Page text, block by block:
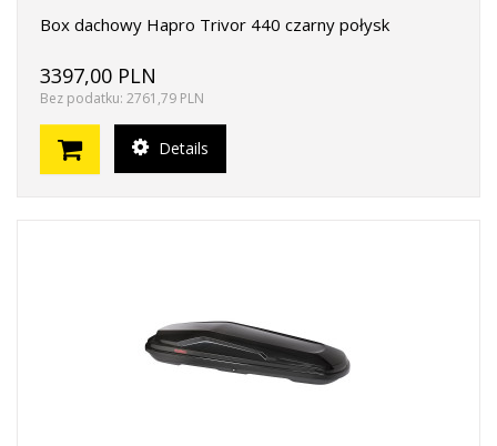
Box dachowy Hapro Trivor 440 czarny połysk
3397,00 PLN
Bez podatku: 2761,79 PLN
Details